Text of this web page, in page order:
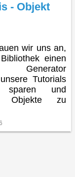
- Objekt
wir uns an,
einen
Generator
Tutorials
und
Objekte zu